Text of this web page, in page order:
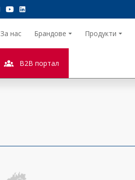
За нас Брандове Продукти
B2B портал